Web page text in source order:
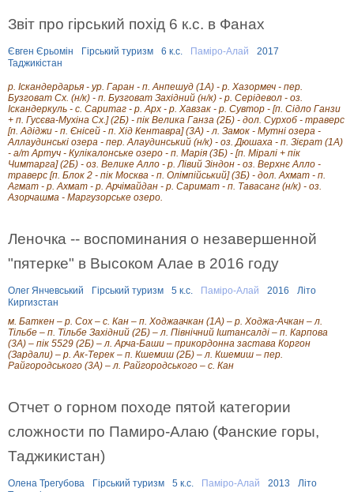
а
т
р
і
ї
с
к
л
а
д
н
о
с
л
е
м
е
т
а
м
и
6
а
т
г
р
ї
Звіт про гірський похід 6 к.с. в Фанах
Євген Єрьомін Гірський туризм 6 к.с. Паміро-Алай
2017
Таджикістан
р. Іскандердарья - ур. Гаран - п. Анпешуд (1А) - р. Хазормеч - пер.
Бузговат Сх. (н/к) - п. Бузговат Західний (н/к) - р. Серідевол - оз.
Іскандеркуль - с. Саритаг - р. Арх - р. Хавзак - р. Сувтор - [п. Сідло Ганзи
+ п. Гусєва-Мухіна Сх.] (2Б) - пік Велика Ганза (2Б) - дол. Сурхоб - траверс
[п. Адіджи - п. Єнісей - п. Хід Кентавра] (3А) - л. Замок - Мутні озера -
Аллаудинські озера - пер. Алаудинський (н/к) - оз. Дюшаха - п. Зієрат (1А)
- а/т Артуч - Кулікалонське озеро - п. Марія (3Б) - [п. Міралі + пік
Чимтарга] (2Б) - оз. Велике Алло - р. Лівий Зіндон - оз. Верхнє Алло -
траверс [п. Блок 2 - пік Москва - п. Олімпійський] (3Б) - дол. Ахмат - п.
Агмат - р. Ахмат - р. Арчімайдан - р. Саримат - п. Тавасанг (н/к) - оз.
Азорчашма - Маргузорське озеро.
Леночка -- воспоминания о незавершенной
"пятерке" в Высоком Алае в 2016 году
Олег Янчевський Гірський туризм 5 к.с. Паміро-Алай 2016
Літо
Киргизстан
м. Баткен – р. Сох – с. Кан – п. Ходжаачкан (1А) – р. Ходжа-Ачкан – л.
Тільбе – п. Тільбе Західний (2Б) – л. Північний Іштансалді – п. Карпова
(3А) – пік 5529 (2Б) – л. Арча-Баши – прикордонна застава Коргон
(Зардали) – р. Ак-Терек – п. Кшемиш (2Б) – л. Кшемиш – пер.
Райгородського (3А) – л. Райгородського – с. Кан
Отчет о горном походе пятой категории
сложности по Памиро-Алаю (Фанские горы,
Таджикистан)
Олена Трегубова Гірський туризм 5 к.с. Паміро-Алай 2013
Літо